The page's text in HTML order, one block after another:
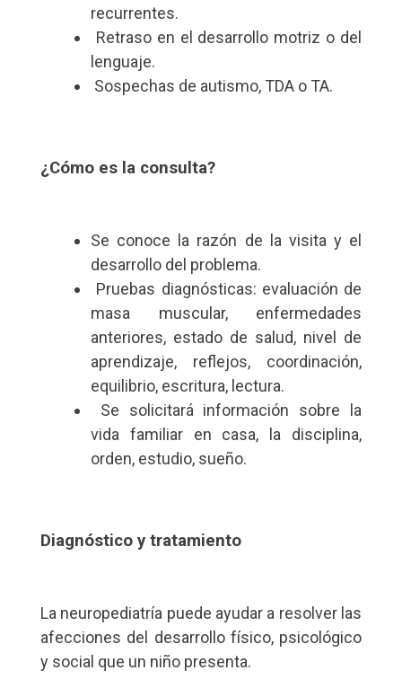
recurrentes.
Retraso en el desarrollo motriz o del
lenguaje.
Sospechas de autismo, TDA o TA.
¿Cómo es la consulta?
Se conoce la razón de la visita y el
desarrollo del problema.
Pruebas diagnósticas: evaluación de
masa muscular, enfermedades
anteriores, estado de salud, nivel de
aprendizaje, reflejos, coordinación,
equilibrio, escritura, lectura.
Se solicitará información sobre la
vida familiar en casa, la disciplina,
orden, estudio, sueño.
Diagnóstico y tratamiento
La neuropediatría puede ayudar a resolver las
afecciones del desarrollo físico, psicológico
y social que un niño presenta.